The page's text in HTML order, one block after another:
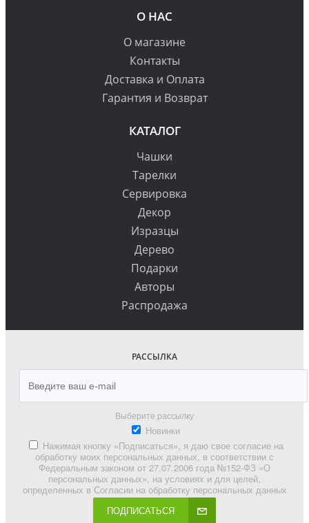
О НАС
О магазине
Контакты
Доставка и Оплата
Гарантия и Возврат
КАТАЛОГ
Чашки
Тарелки
Сервировка
Декор
Изразцы
Дерево
Подарки
Авторы
Распродажа
РАССЫЛКА
Выберите рассылку
Новинки
Нажимая кнопку «Подписаться», я даю свое согласие на
обработку моих персональных данных, в соответствии с
Федеральным законом от 27.07.2006 года №152-ФЗ «О
персональных данных», на условиях и для целей,
определенных в Согласии на обработку персональных данных
ПОДПИСАТЬСЯ